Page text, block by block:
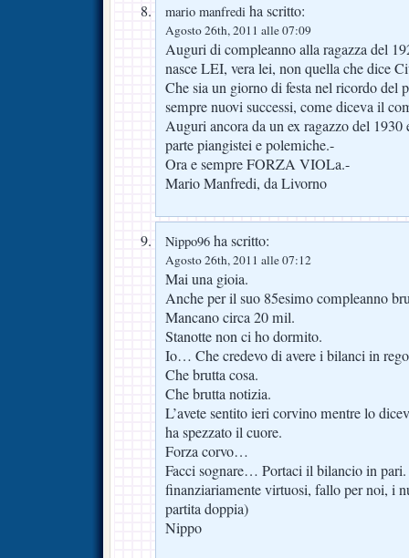
mario manfredi ha scritto:
Agosto 26th, 2011 alle 07:09
Auguri di compleanno alla ragazza del
nasce LEI, vera lei, non quella che dice
Che sia un giorno di festa nel ricordo del
sempre nuovi successi, come diceva il
Auguri ancora da un ex ragazzo del
parte piangistei e polemiche.-
Ora e sempre FORZA VIOLa.-
Mario Manfredi, da Livorno
Nippo96 ha scritto:
Agosto 26th, 2011 alle 07:12
Mai una gioia.
Anche per il suo 85esimo compleanno
Mancano circa 20 mil.
Stanotte non ci ho dormito.
Io… Che credevo di avere i bilanci in
Che brutta cosa.
Che brutta notizia.
L’avete sentito ieri corvino mentre lo
ha spezzato il cuore.
Forza corvo…
Facci sognare… Portaci il bilancio in pari.
finanziariamente virtuosi, fallo per noi, i
partita doppia)
Nippo